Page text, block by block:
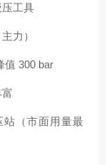
工具
力）
值 300 bar
（市面用量最